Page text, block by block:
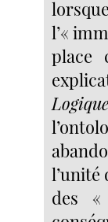
l’«
place
l’unité
des